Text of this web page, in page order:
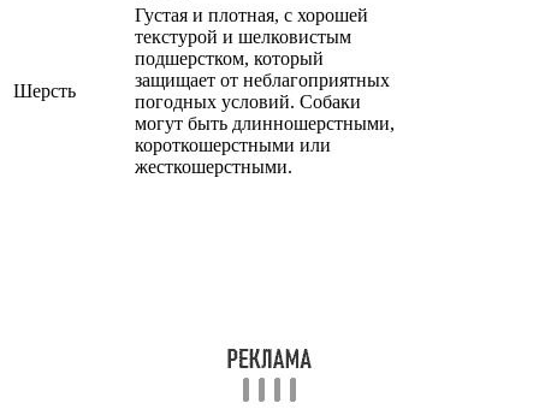
Шерсть
Густая и плотная, с хорошей
текстурой и шелковистым
подшерстком, который
защищает от неблагоприятных
погодных условий. Собаки
могут быть длинношерстными,
короткошерстными или
жесткошерстными.